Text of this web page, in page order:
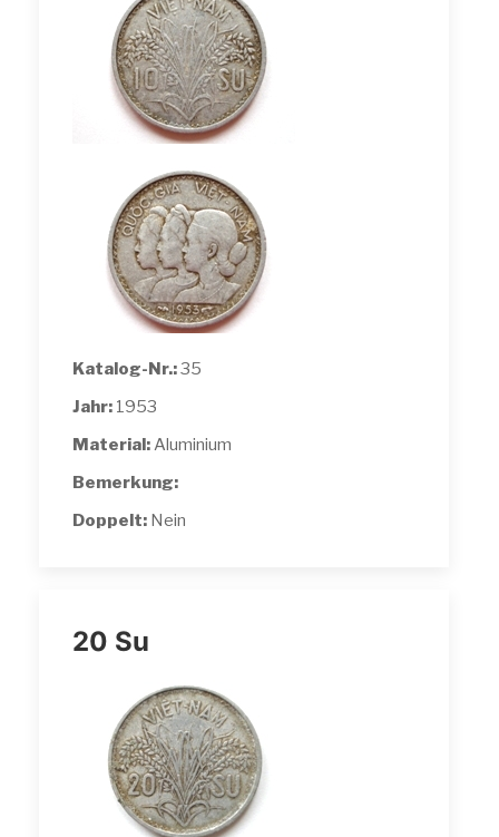
Katalog-Nr.:35
Jahr: 1953
Material:Aluminium
Bemerkung:
Doppelt: Nein
20 Su